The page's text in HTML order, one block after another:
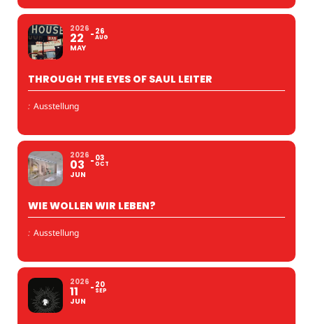
2026
22
MAY
26
AUG
THROUGH THE EYES OF SAUL LEITER
: Ausstellung
2026
03
JUN
03
OCT
WIE WOLLEN WIR LEBEN?
: Ausstellung
2026
11
JUN
20
SEP